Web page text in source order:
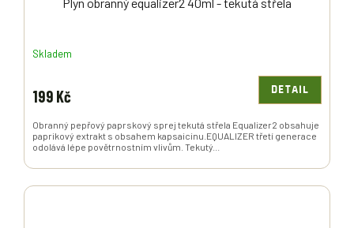
Skladem
199 Kč DETAIL
Obranný pepřový paprskový sprej tekutá střela Equalizer2 obsahuje
paprikový extrakt s obsahem kapsaicinu.EQUALIZER třetí generace
odolává lépe povětrnostním vlivům. Tekutý...